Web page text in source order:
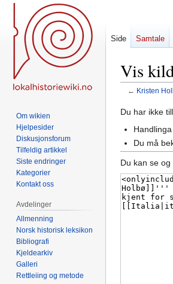
Vis
← Kristen
Hopp
navigering
Hopp
Du har ikke
Du må
Du kan se
Side Samtale
Om wikien
Hjelpesider
Diskusjonsforum
Tilfeldig artikkel
Siste endringer
Kategorier
Kontakt oss
Avdelinger
Allmenning
Norsk historisk leksikon
Bibliografi
Kjeldearkiv
Galleri
Rettleiing og metode